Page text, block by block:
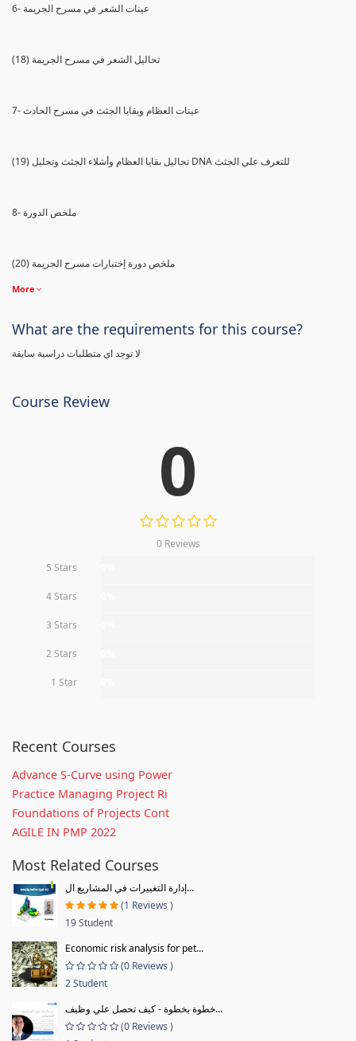
6- عينات الشعر في مسرح الجريمة
(18) تحاليل الشعر في مسرح الجريمة
7- عينات العظام وبقايا الجثث في مسرح الحادث
(19) تحاليل بقايا العظام وأشلاء الجثث وتحليل DNA للتعرف علي الجثث
8- ملخص الدورة
(20) ملخص دورة إختبارات مسرح الجريمة
More
What are the requirements for this course?
لا توجد اي متطلبات دراسية سابقة
Course Review
0
0 Reviews
5 Stars
4 Stars
3 Stars
2 Stars
1 Star
Recent Courses
Advance S-Curve using Power
Practice Managing Project Ri
Foundations of Projects Cont
AGILE IN PMP 2022
Most Related Courses
إدارة التغييرات في المشاريع ال...
(1 Reviews )
19 Student
Economic risk analysis for pet...
(0 Reviews )
2 Student
خطوة بخطوة - كيف تحصل علي وظيف...
(0 Reviews )